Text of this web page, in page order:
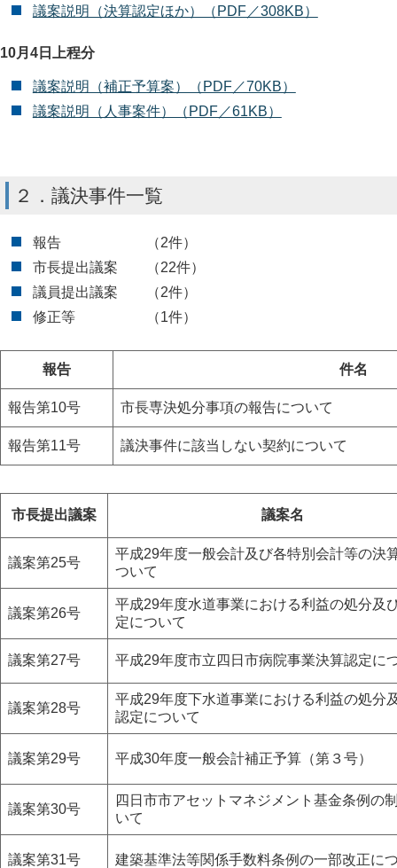
議案説明（決算認定ほか）（PDF／308KB）
10月4日上程分
議案説明（補正予算案）（PDF／70KB）
議案説明（人事案件）（PDF／61KB）
２．議決事件一覧
報告 （2件）
市長提出議案 （22件）
議員提出議案 （2件）
修正等 （1件）
報告 件名
報告第10号 市長専決処分事項の報告について
報告第11号 議決事件に該当しない契約について
市長提出議案 議案名
議案第25号
平成29年度一般会計及び各特別会計等の決
ついて
議案第26号
平成29年度水道事業における利益の処分及
定について
議案第27号 平成29年度市立四日市病院事業決算認定に
議案第28号
平成29年度下水道事業における利益の処分
認定について
議案第29号 平成30年度一般会計補正予算（第３号）
議案第30号
四日市市アセットマネジメント基金条例の
いて
議案第31号 建築基準法等関係手数料条例の一部改正に